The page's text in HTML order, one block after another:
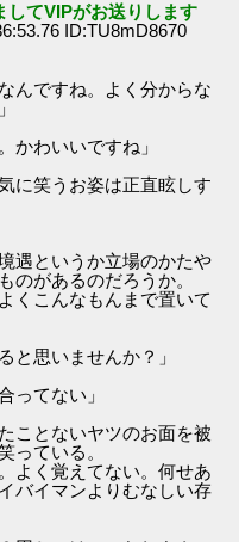
してVIPがお送りします
ID:TU8mD8670
んですね。よく分からな
かわいいですね」
に笑うお姿は正直眩しす
遇というか立場のかたや
のがあるのだろうか。
こんなもんまで置いて
思いませんか？」
ってない」
ことないヤツのお面を被
っている。
よく覚えてない。何せあ
バイマンよりむなしい存